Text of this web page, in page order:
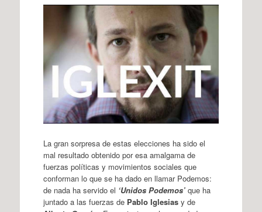
La gran sorpresa de estas elecciones ha sido el
mal resultado obtenido por esa amalgama de
fuerzas políticas y movimientos sociales que
conforman lo que se ha dado en llamar Podemos:
de nada ha servido el ‘Unidos Podemos’que ha
juntado a las fuerzas de Pablo Iglesiasy de